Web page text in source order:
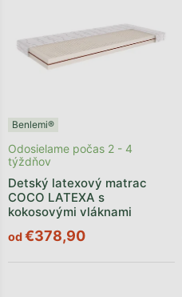
Benlemi®
Detský latexový matrac
COCO LATEXA s
kokosovými vláknami
Odosielame počas 2 - 4
týždňov
od€378,90